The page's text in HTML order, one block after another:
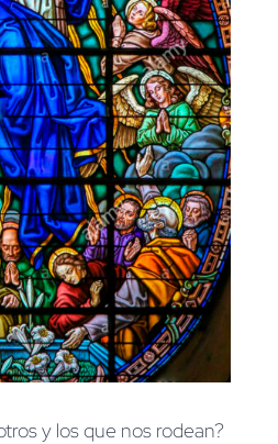
y los que nos rodean?